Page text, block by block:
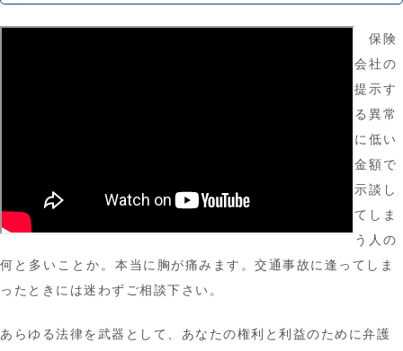
保険
会社の
提示す
る異常
に低い
金額で
示談し
てしま
う人の
何と多いことか。 本当に胸が痛みます。交通事故に逢ってしま
ったときには迷わずご相談下さい。
あらゆる法律を武器として、あなたの権利と利益のために弁護